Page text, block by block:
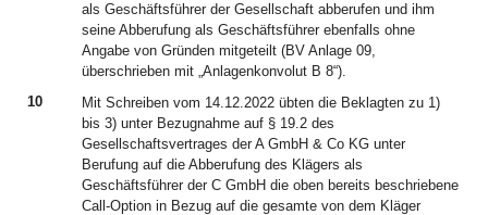
als Geschäftsführer der Gesellschaft abberufen und ihm
seine Abberufung als Geschäftsführer ebenfalls ohne
Angabe von Gründen mitgeteilt (BV Anlage 09,
überschrieben mit „Anlagenkonvolut B 8“).
10
Mit Schreiben vom 14.12.2022 übten die Beklagten zu 1)
bis 3) unter Bezugnahme auf § 19.2 des
Gesellschaftsvertrages der A GmbH & Co KG unter
Berufung auf die Abberufung des Klägers als
Geschäftsführer der C GmbH die oben bereits beschriebene
Call-Option in Bezug auf die gesamte von dem Kläger